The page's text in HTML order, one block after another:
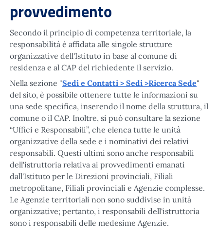
provvedimento
Secondo il principio di competenza territoriale, la
responsabilità è affidata alle singole strutture
organizzative dell'Istituto in base al comune di
residenza e al CAP del richiedente il servizio.
Nella sezione "Sedi e Contatti > Sedi >Ricerca Sede"
del sito, è possibile ottenere tutte le informazioni su
una sede specifica, inserendo il nome della struttura, il
comune o il CAP. Inoltre, si può consultare la sezione
“Uffici e Responsabili”, che elenca tutte le unità
organizzative della sede e i nominativi dei relativi
responsabili. Questi ultimi sono anche responsabili
dell'istruttoria relativa ai provvedimenti emanati
dall'Istituto per le Direzioni provinciali, Filiali
metropolitane, Filiali provinciali e Agenzie complesse.
Le Agenzie territoriali non sono suddivise in unità
organizzative; pertanto, i responsabili dell'istruttoria
sono i responsabili delle medesime Agenzie.